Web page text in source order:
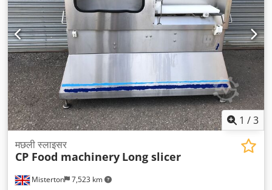
1 /3
Misterton 7,523 km
मछली स्लाइसर
CP Food machinery Long slicer